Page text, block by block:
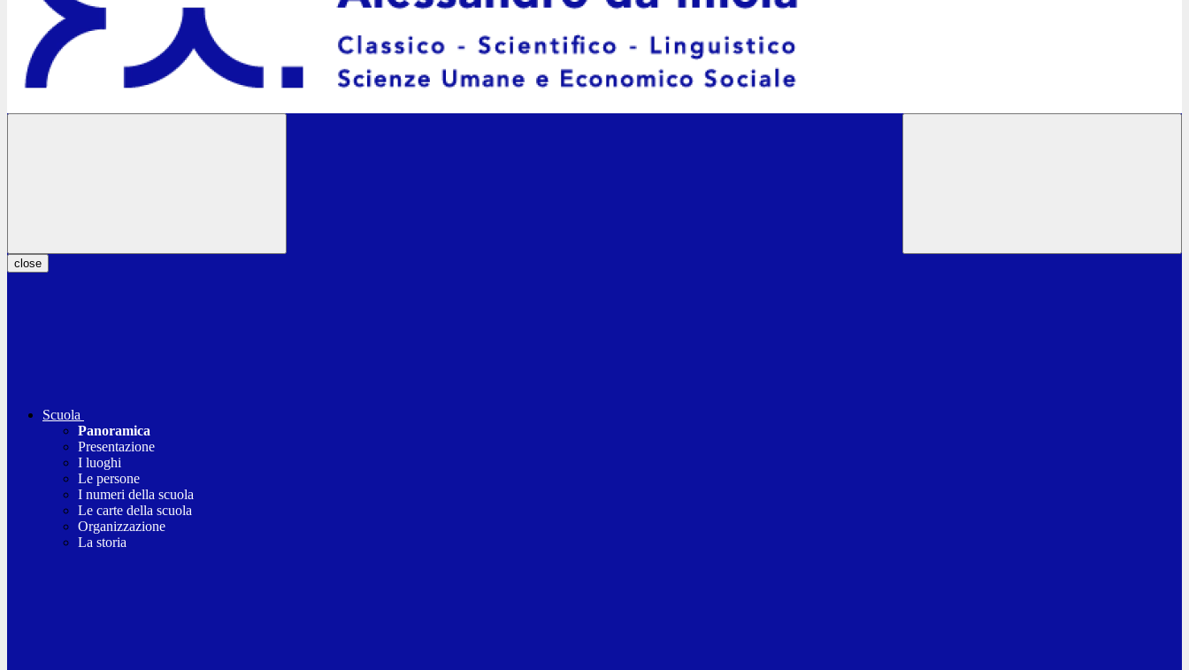
close
Scuola
Panoramica
Presentazione
I luoghi
Le persone
I numeri della scuola
Le carte della scuola
Organizzazione
La storia